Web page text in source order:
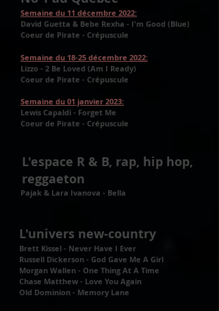
Semaine du 11 décembre 2022:
David Guetta & Bebe Rexha - I'm Good (Blue)
Coeur de Pirate - Crépuscule
Semaine du 18-25 décembre 2022:
Lizzo - 2 Be Loved (Am I Ready)
Coeur de Pirate - Crépuscule
Semaine du 01 janvier 2023:
Lewis Capaldi - Forget Me
Coeur de Pirate - Crépuscule
L'espace R & B, rap, hip hop,
reggaeton
Pajak & Lara Ivanova - Bella
L'univers new-country
Brett Kissel - Never Have I Ever
Russell Dickerson - God Gave Me A Girl
Morgan Wallen - One Thing At A Time
Chase Matthew - Love You Again
Old Dominion - Memory Lane